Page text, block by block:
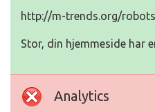
http://m-trends.org/
Stor, din hjemmeside har
Analytics